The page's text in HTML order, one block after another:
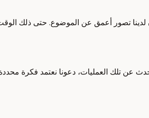
لدينا تصور أعمق عن الموضوع. حتى ذلك
عن تلك العمليات، دعونا نعتمد فكرة